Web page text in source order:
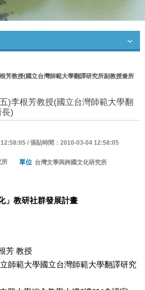
芳教授(國立台灣師範大學翻譯研究所副教授兼所
)李根芳教授(國立台灣師範大學翻
長)
/ 張貼時間：2010-03-04 12:58:05
所 單位 台灣文學與跨國文化研究所
」教研社群發展計畫
芳 教授
師範大學國立台灣師範大學翻譯研究